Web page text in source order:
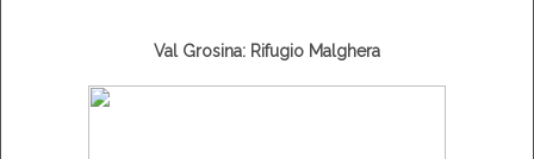
Val Grosina: Rifugio Malghera